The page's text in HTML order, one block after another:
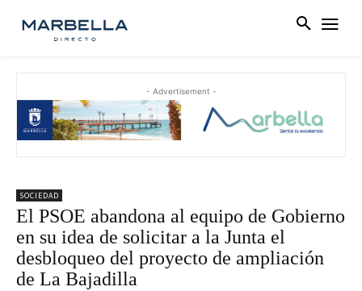
- Advertisement -
SOCIEDAD
El PSOE abandona al equipo de Gobierno
en su idea de solicitar a la Junta el
desbloqueo del proyecto de ampliación
de La Bajadilla